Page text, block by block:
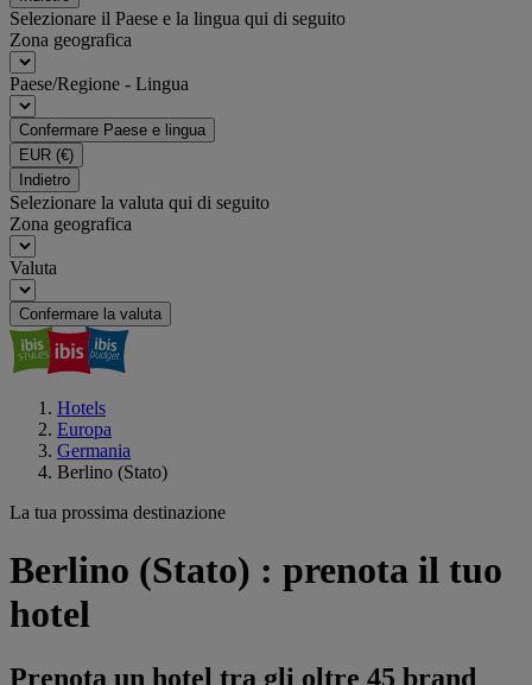
Selezionare il Paese e la lingua qui di seguito
Zona geografica
Paese/Regione - Lingua
Confermare Paese e lingua
EUR (€)
Indietro
Selezionare la valuta qui di seguito
Zona geografica
Valuta
Confermare la valuta
Hotels
Europa
Germania
Berlino (Stato)
La tua prossima destinazione
Berlino (Stato) : prenota il tuo
hotel
Prenota un hotel tra gli oltre 45 brand